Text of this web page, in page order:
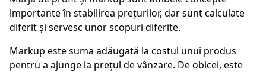
importante în stabilirea prețurilor, dar sunt calculate
diferit și servesc unor scopuri diferite.
Markup este suma adăugată la costul unui produs
pentru a ajunge la prețul de vânzare. De obicei, este